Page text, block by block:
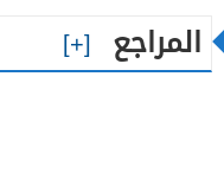
المراجع